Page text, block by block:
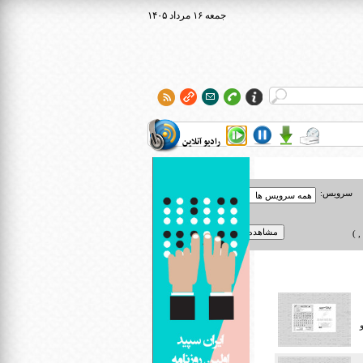
۱۴۰۵ جمعه ۱۶ مرداد
رادیو آنلاین
سرویس:
, )